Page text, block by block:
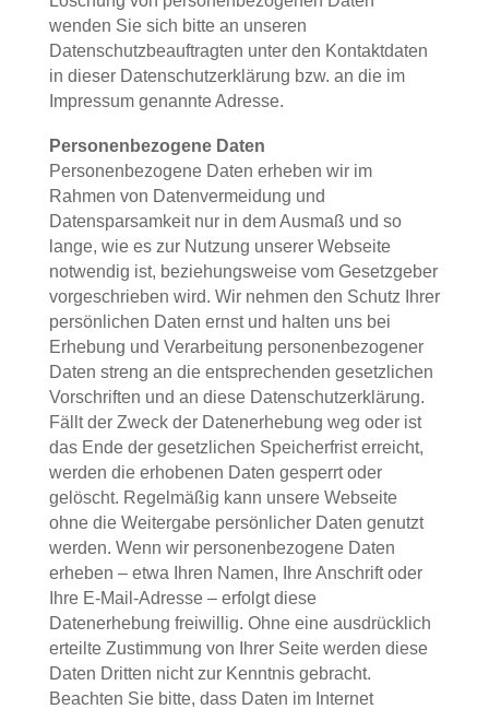
wenden Sie sich bitte an unseren
Datenschutzbeauftragten unter den Kontaktdaten
in dieser Datenschutzerklärung bzw. an die im
Impressum genannte Adresse.
Personenbezogene Daten
Personenbezogene Daten erheben wir im
Rahmen von Datenvermeidung und
Datensparsamkeit nur in dem Ausmaß und so
lange, wie es zur Nutzung unserer Webseite
notwendig ist, beziehungsweise vom Gesetzgeber
vorgeschrieben wird. Wir nehmen den Schutz Ihrer
persönlichen Daten ernst und halten uns bei
Erhebung und Verarbeitung personenbezogener
Daten streng an die entsprechenden gesetzlichen
Vorschriften und an diese Datenschutzerklärung.
Fällt der Zweck der Datenerhebung weg oder ist
das Ende der gesetzlichen Speicherfrist erreicht,
werden die erhobenen Daten gesperrt oder
gelöscht. Regelmäßig kann unsere Webseite
ohne die Weitergabe persönlicher Daten genutzt
werden. Wenn wir personenbezogene Daten
erheben – etwa Ihren Namen, Ihre Anschrift oder
Ihre E-Mail-Adresse – erfolgt diese
Datenerhebung freiwillig. Ohne eine ausdrücklich
erteilte Zustimmung von Ihrer Seite werden diese
Daten Dritten nicht zur Kenntnis gebracht.
Beachten Sie bitte, dass Daten im Internet